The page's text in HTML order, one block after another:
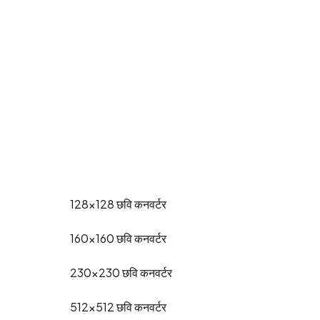
128x128छवि कनवर्टर
160x160छवि कनवर्टर
230x230छवि कनवर्टर
512x512छवि कनवर्टर